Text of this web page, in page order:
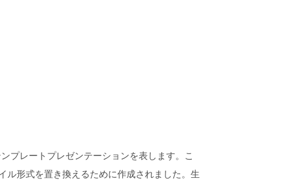
プレートプレゼンテーションを表します。こ
ル形式を置き換えるために作成されました。生